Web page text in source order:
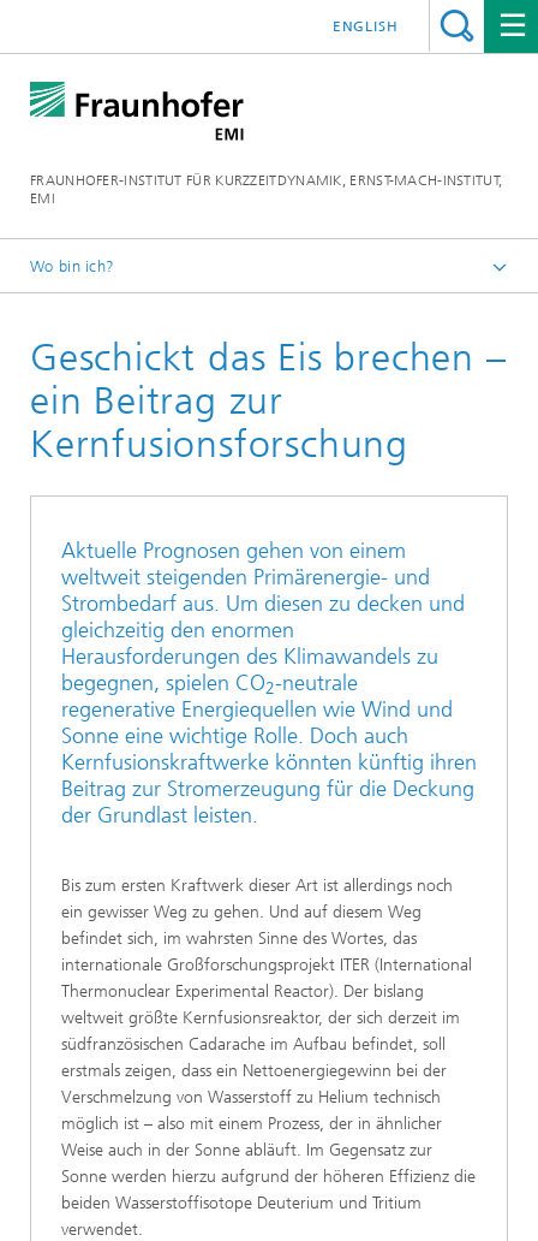
FRAUNHOFER-INSTITUT FÜR KURZZEITDYNAMIK, ERNST-MACH-INSTITUT,
EMI
ENGLISH
Wo bin ich?
Forschung
Geschickt das Eis brechen –
ein Beitrag zur
Kernfusionsforschung
Aktuelle Prognosen gehen von einem
weltweit steigenden Primärenergie- und
Strombedarf aus. Um diesen zu decken und
gleichzeitig den enormen
Herausforderungen des Klimawandels zu
begegnen, spielen CO2-neutrale
regenerative Energiequellen wie Wind und
Sonne eine wichtige Rolle. Doch auch
Kernfusionskraftwerke könnten künftig ihren
Beitrag zur Stromerzeugung für die Deckung
der Grundlast leisten.
Bis zum ersten Kraftwerk dieser Art ist allerdings noch
ein gewisser Weg zu gehen. Und auf diesem Weg
befindet sich, im wahrsten Sinne des Wortes, das
internationale Großforschungsprojekt ITER (International
Thermonuclear Experimental Reactor). Der bislang
weltweit größte Kernfusionsreaktor, der sich derzeit im
südfranzösischen Cadarache im Aufbau befindet, soll
erstmals zeigen, dass ein Nettoenergiegewinn bei der
Verschmelzung von Wasserstoff zu Helium technisch
möglich ist – also mit einem Prozess, der in ähnlicher
Weise auch in der Sonne abläuft. Im Gegensatz zur
Sonne werden hierzu aufgrund der höheren Effizienz die
beiden Wasserstoffisotope Deuterium und Tritium
verwendet.